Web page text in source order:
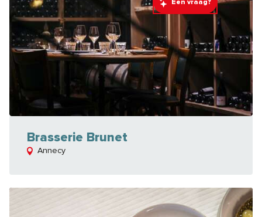
Een vraag?
Brasserie Brunet
Annecy